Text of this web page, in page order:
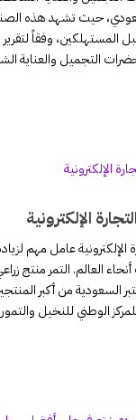
حيث تشهد هذه
المستهلكين، وفقاً
التجميل والعناية
الإلكترونية
الإلكترونية عامل مهم
العالم. التمر منتج
السعودية من أكبر
الوطني للنخيل